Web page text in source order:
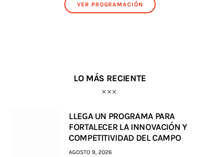
VER PROGRAMACIÓN
LO MÁS RECIENTE
LLEGA UN PROGRAMA PARA
FORTALECER LA INNOVACIÓN Y
COMPETITIVIDAD DEL CAMPO
AGOSTO 9, 2026